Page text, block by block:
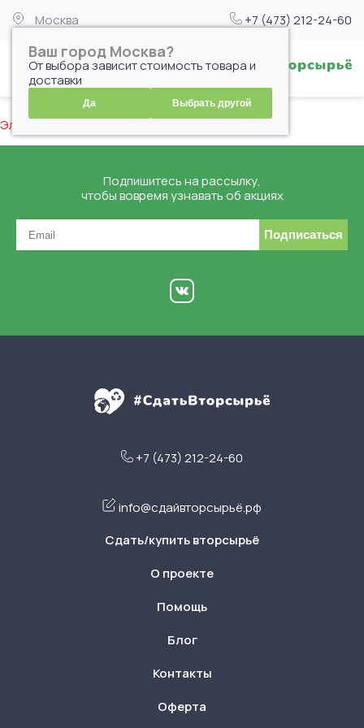
Москва
Ваш город Москва?
От выбора зависит стоимость товара и
доставки
Да Выбрать другой
+7 (473) 212-24-60
Элемент не найден
Подпишитесь на рассылку,
чтобы вовремя узнавать об акциях
Подписаться
+7 (473) 212-24-60
info@сдайвторсырьё.рф
Сдать/купить вторсырьё
О проекте
Помощь
Блог
Контакты
Оферта